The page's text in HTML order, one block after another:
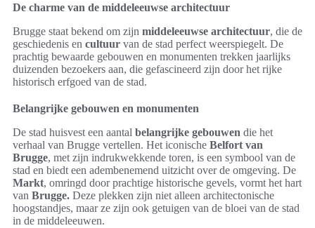
De charme van de middeleeuwse architectuur
Brugge staat bekend om zijn middeleeuwse architectuur, die de
geschiedenis en cultuur van de stad perfect weerspiegelt. De
prachtig bewaarde gebouwen en monumenten trekken jaarlijks
duizenden bezoekers aan, die gefascineerd zijn door het rijke
historisch erfgoed van de stad.
Belangrijke gebouwen en monumenten
De stad huisvest een aantal belangrijke gebouwen die het
verhaal van Brugge vertellen. Het iconische Belfort van
Brugge, met zijn indrukwekkende toren, is een symbool van de
stad en biedt een adembenemend uitzicht over de omgeving. De
Markt, omringd door prachtige historische gevels, vormt het hart
van Brugge. Deze plekken zijn niet alleen architectonische
hoogstandjes, maar ze zijn ook getuigen van de bloei van de stad
in de middeleeuwen.